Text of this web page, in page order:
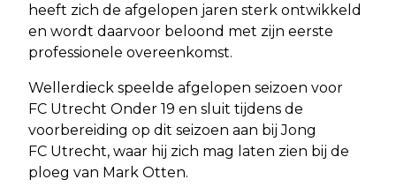
heeft zich de afgelopen jaren sterk ontwikkeld
en wordt daarvoor beloond met zijn eerste
professionele overeenkomst.
Wellerdieck speelde afgelopen seizoen voor
FC Utrecht Onder 19 en sluit tijdens de
voorbereiding op dit seizoen aan bij Jong
FC Utrecht, waar hij zich mag laten zien bij de
ploeg van Mark Otten.